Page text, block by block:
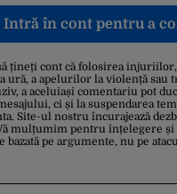
Intră în cont pentru a
țineți cont că folosirea
ură, a apelurilor la violență sau
a aceluiași comentariu pot
ci și la suspendarea
Site-ul nostru încurajează
mulțumim pentru înțelegere
bazată pe argumente, nu pe